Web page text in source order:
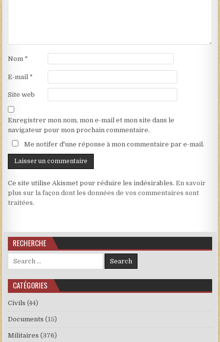
Nom *
E-mail *
Site web
Enregistrer mon nom, mon e-mail et mon site dans le
navigateur pour mon prochain commentaire.
Me notifer d'une réponse à mon commentaire par e-mail.
Ce site utilise Akismet pour réduire les indésirables.En savoir
plus sur la façon dont les données de vos commentaires sont
traitées.
RECHERCHE
Search for:
CATÉGORIES
Civils (44)
Documents (15)
Militaires (376)